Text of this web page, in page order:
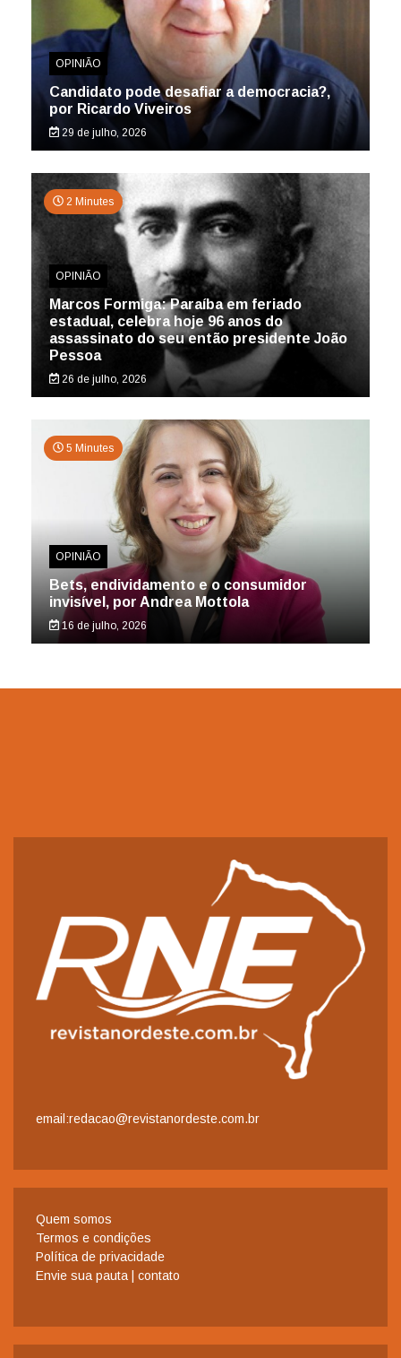
OPINIÃO
Candidato pode desafiar a democracia?,
por Ricardo Viveiros
29 de julho, 2026
2 Minutes
OPINIÃO
Marcos Formiga: Paraíba em feriado
estadual, celebra hoje 96 anos do
assassinato do seu então presidente João
Pessoa
26 de julho, 2026
5 Minutes
OPINIÃO
Bets, endividamento e o consumidor
invisível, por Andrea Mottola
16 de julho, 2026
email:redacao@revistanordeste.com.br
Quem somos
Termos e condições
Política de privacidade
Envie sua pauta | contato